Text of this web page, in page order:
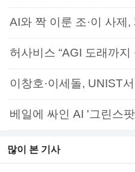
AI와 짝 이룬 조·이 사제
허사비스 “AGI 도래까지
이창호·이세돌, UNIST
베일에 싸인 AI '그린스
많이 본 기사